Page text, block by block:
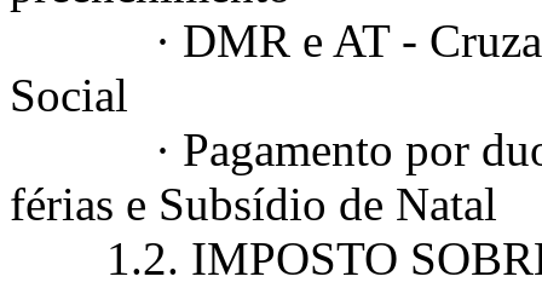
· DMR e AT -
Social
· Pagamento por
férias e Subsídio de Natal
1.2. IMPOSTO